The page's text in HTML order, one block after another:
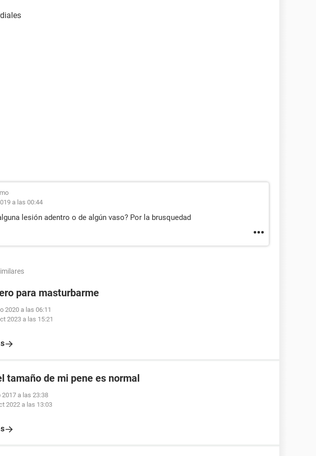
a las 00:44
lesión adentro o de algún vaso? Por la brusquedad
para masturbarme
2020 a las 06:11
2023 a las 15:21
tamaño de mi pene es normal
2017 a las 23:38
2022 a las 13:03